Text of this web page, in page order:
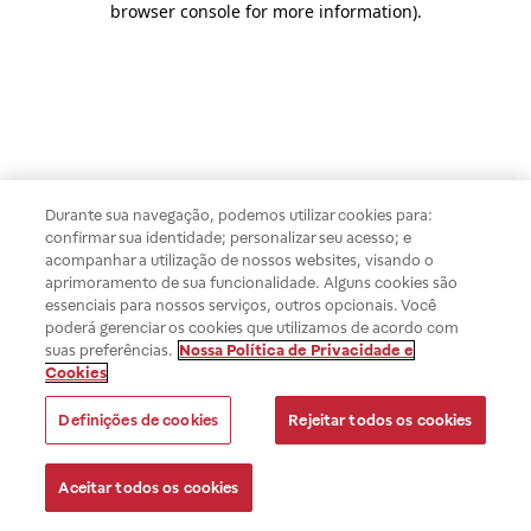
browser console for more information).
Durante sua navegação, podemos utilizar cookies para:
confirmar sua identidade; personalizar seu acesso; e
acompanhar a utilização de nossos websites, visando o
aprimoramento de sua funcionalidade. Alguns cookies são
essenciais para nossos serviços, outros opcionais. Você
poderá gerenciar os cookies que utilizamos de acordo com
suas preferências. Nossa Política de Privacidade e
Cookies
Definições de cookies Rejeitar todos os cookies
Aceitar todos os cookies